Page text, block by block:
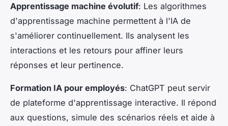
Apprentissage machine évolutif: Les algorithmes
d'apprentissage machine permettent à l'IA de
s'améliorer continuellement. Ils analysent les
interactions et les retours pour affiner leurs
réponses et leur pertinence.
Formation IA pour employés: ChatGPT peut servir
de plateforme d'apprentissage interactive. Il répond
aux questions, simule des scénarios réels et aide à